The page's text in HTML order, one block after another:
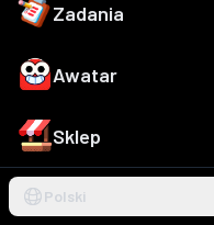
Zadania
Awatar
Sklep
Polski